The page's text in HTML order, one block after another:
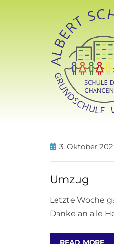
3. Oktober
Umzug
Letzte Woche
Danke an alle
READ MORE